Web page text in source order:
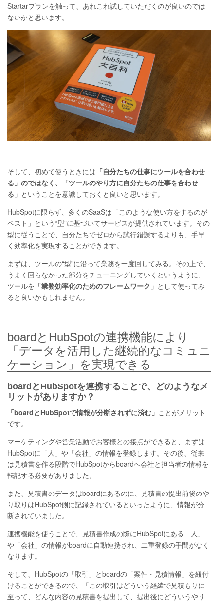
Startarプランを触って、あれこれ試していただくのが良いのでは
ないかと思います。
そして、初めて使うときには 「自分たちの仕事にツールを合わせ
る」のではなく、「ツールのやり方に自分たちの仕事を合わせ
る」 ということを意識しておくと良いと思います。
HubSpotに限らず、多くのSaaSは「このような使い方をするのが
ベスト」という“型”に基づいてサービスが提供されています。その
型に従うことで、自分たちでゼロから試行錯誤するよりも、手早
く効率化を実現することができます。
まずは、ツールの“型”に沿って業務を一度回してみる。その上で、
うまく回らなかった部分をチューニングしていくというように、
ツールを 「業務効率化のためのフレームワーク」 として使ってみ
ると良いかもしれません。
boardとHubSpotの連携機能により
「データを活用した継続的なコミュニ
ケーション」を実現できる
boardとHubSpotを連携することで、どのようなメ
リットがありますか？
「boardとHubSpotで情報が分断されずに済む」 ことがメリット
です。
マーケティングや営業活動でお客様との接点ができると、まずは
HubSpotに「人」や「会社」の情報を登録します。その後、従来
は見積書を作る段階でHubSpotからboardへ会社と担当者の情報を
転記する必要がありました。
また、見積書のデータはboardにあるのに、見積書の提出前後のや
り取りはHubSpot側に記録されているといったように、情報が分
断されていました。
連携機能を使うことで、見積書作成の際にHubSpotにある「人」
や「会社」の情報がboardに自動連携され、二重登録の手間がなく
なります。
そして、HubSpotの「取引」とboardの「案件・見積情報」を紐付
けることができるので、「この取引はどういう経緯で見積もりに
至って、どんな内容の見積書を提出して、提出後にどういうやり